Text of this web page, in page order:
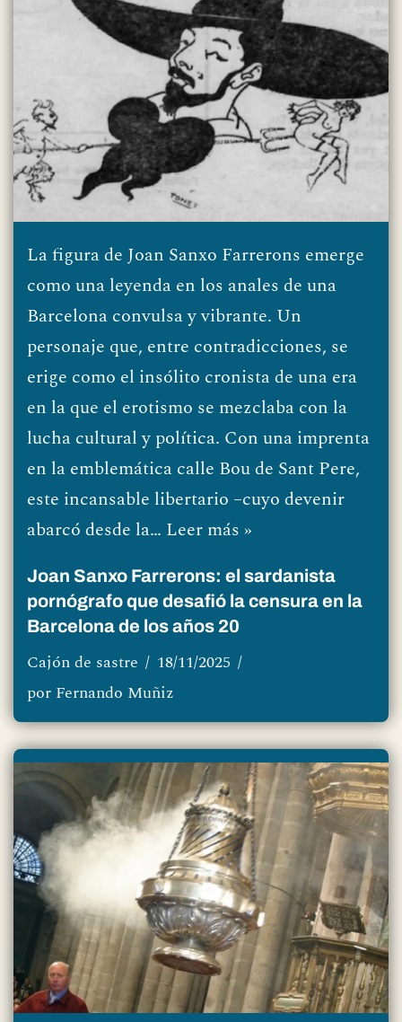
La figura de Joan Sanxo Farrerons emerge
como una leyenda en los anales de una
Barcelona convulsa y vibrante. Un
personaje que, entre contradicciones, se
erige como el insólito cronista de una era
en la que el erotismo se mezclaba con la
lucha cultural y política. Con una imprenta
en la emblemática calle Bou de Sant Pere,
este incansable libertario –cuyo devenir
abarcó desde la… Leer más »
Joan Sanxo Farrerons: el sardanista
pornógrafo que desafió la censura en la
Barcelona de los años 20
Cajón de sastre
18/11/2025
por Fernando Muñiz